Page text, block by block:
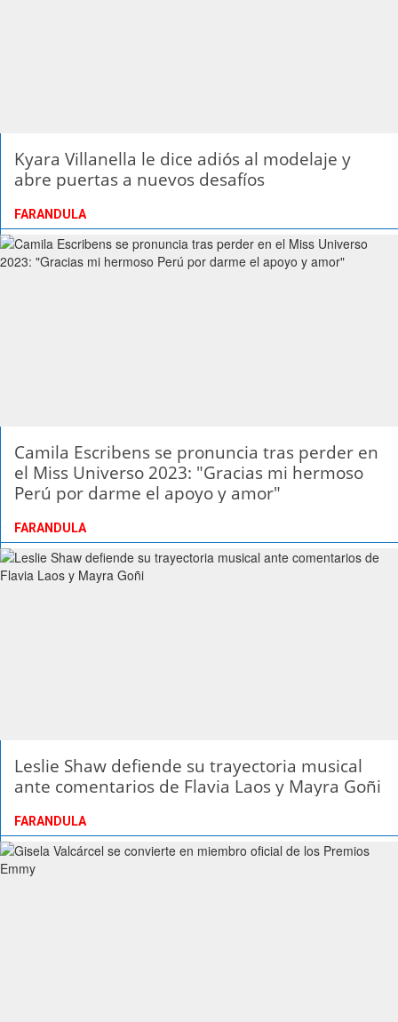
Kyara Villanella le dice adiós al modelaje y
abre puertas a nuevos desafíos
FARANDULA
Camila Escribens se pronuncia tras perder en
el Miss Universo 2023: "Gracias mi hermoso
Perú por darme el apoyo y amor"
FARANDULA
Leslie Shaw defiende su trayectoria musical
ante comentarios de Flavia Laos y Mayra Goñi
FARANDULA